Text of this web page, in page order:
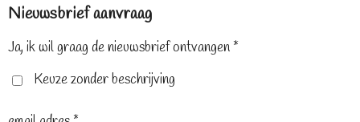
b
o
e
e
t
a
r
m
Nieuwsbrief aanvraag
Ja, ik wil graag de nieuwsbrief ontvangen *
Keuze zonder beschrijving